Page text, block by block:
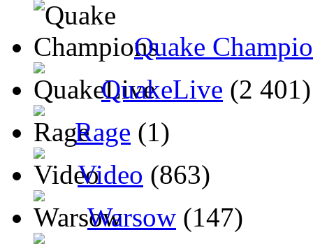
Quake
QuakeLive (2 401)
Rage (1)
Video (863)
Warsow (147)